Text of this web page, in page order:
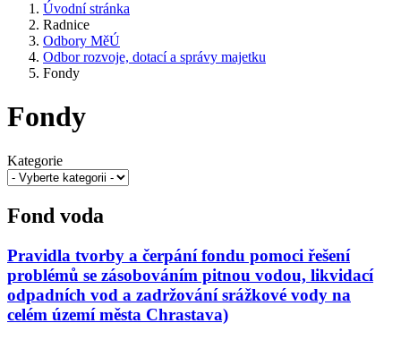
Úvodní stránka
Radnice
Odbory MěÚ
Odbor rozvoje, dotací a správy majetku
Fondy
Fondy
Kategorie
Fond voda
Pravidla tvorby a čerpání fondu pomoci řešení
problémů se zásobováním pitnou vodou, likvidací
odpadních vod a zadržování srážkové vody na
celém území města Chrastava)